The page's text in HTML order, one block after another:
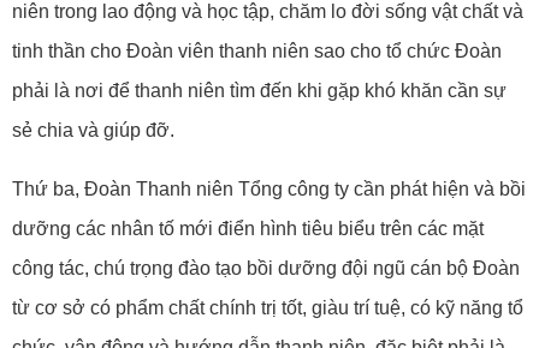
niên trong lao động và học tập, chăm lo đời sống vật chất và
tinh thần cho Đoàn viên thanh niên sao cho tổ chức Đoàn
phải là nơi để thanh niên tìm đến khi gặp khó khăn cần sự
sẻ chia và giúp đỡ.
Thứ ba, Đoàn Thanh niên Tổng công ty cần phát hiện và bồi
dưỡng các nhân tố mới điển hình tiêu biểu trên các mặt
công tác, chú trọng đào tạo bồi dưỡng đội ngũ cán bộ Đoàn
từ cơ sở có phẩm chất chính trị tốt, giàu trí tuệ, có kỹ năng tổ